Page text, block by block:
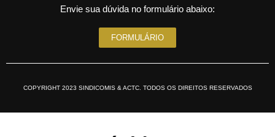
Envie sua dúvida no formulário abaixo:
FORMULÁRIO
COPYRIGHT 2023 SINDICOMIS & ACTC. TODOS OS DIREITOS RESERVADOS